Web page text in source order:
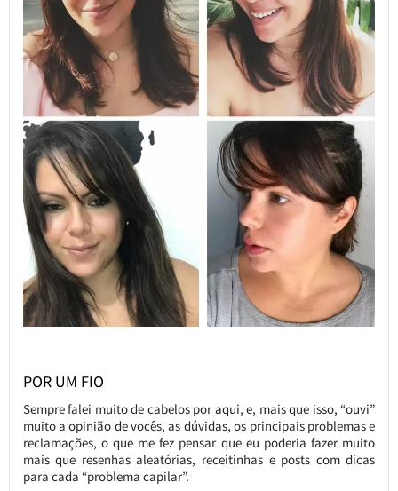
POR UM FIO
Sempre falei muito de cabelos por aqui, e, mais que isso, “ouvi”
muito a opinião de vocês, as dúvidas, os principais problemas e
reclamações, o que me fez pensar que eu poderia fazer muito
mais que resenhas aleatórias, receitinhas e posts com dicas
para cada “problema capilar”.